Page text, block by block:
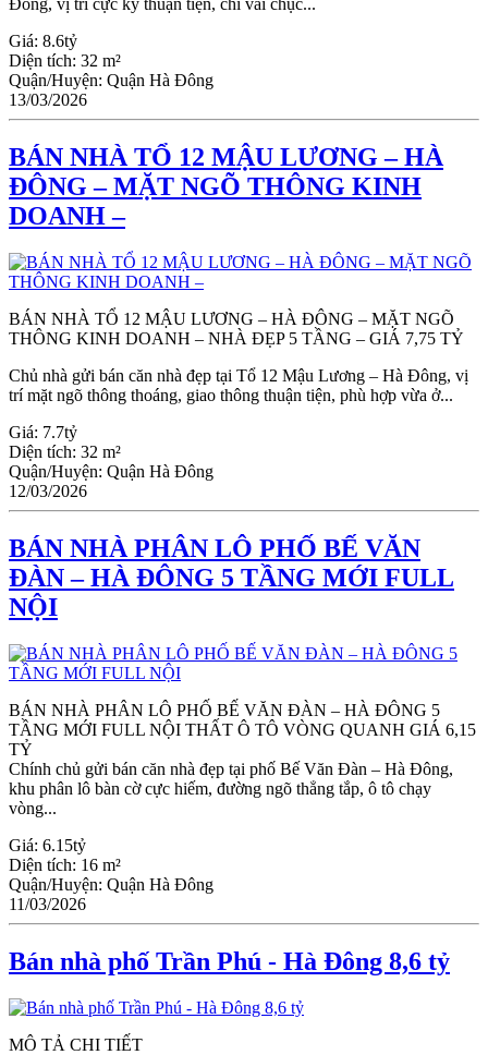
Đông, vị trí cực kỳ thuận tiện, chỉ vài chục...
Giá: 8.6tỷ
Diện tích: 32 m²
Quận/Huyện: Quận Hà Đông
13/03/2026
BÁN NHÀ TỔ 12 MẬU LƯƠNG – HÀ
ĐÔNG – MẶT NGÕ THÔNG KINH
DOANH –
BÁN NHÀ TỔ 12 MẬU LƯƠNG – HÀ ĐÔNG – MẶT NGÕ
THÔNG KINH DOANH – NHÀ ĐẸP 5 TẦNG – GIÁ 7,75 TỶ
Chủ nhà gửi bán căn nhà đẹp tại Tổ 12 Mậu Lương – Hà Đông, vị
trí mặt ngõ thông thoáng, giao thông thuận tiện, phù hợp vừa ở...
Giá: 7.7tỷ
Diện tích: 32 m²
Quận/Huyện: Quận Hà Đông
12/03/2026
BÁN NHÀ PHÂN LÔ PHỐ BẾ VĂN
ĐÀN – HÀ ĐÔNG 5 TẦNG MỚI FULL
NỘI
BÁN NHÀ PHÂN LÔ PHỐ BẾ VĂN ĐÀN – HÀ ĐÔNG 5
TẦNG MỚI FULL NỘI THẤT Ô TÔ VÒNG QUANH GIÁ 6,15
TỶ
Chính chủ gửi bán căn nhà đẹp tại phố Bế Văn Đàn – Hà Đông,
khu phân lô bàn cờ cực hiếm, đường ngõ thẳng tắp, ô tô chạy
vòng...
Giá: 6.15tỷ
Diện tích: 16 m²
Quận/Huyện: Quận Hà Đông
11/03/2026
Bán nhà phố Trần Phú - Hà Đông 8,6 tỷ
MÔ TẢ CHI TIẾT